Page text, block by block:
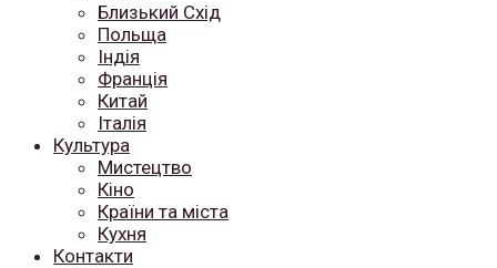
Близький Схід
Польща
Індія
Франція
Китай
Італія
Культура
Мистецтво
Кіно
Країни та міста
Кухня
Контакти